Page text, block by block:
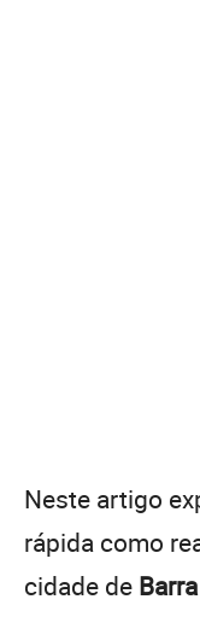
Neste artigo
rápida como
cidade de